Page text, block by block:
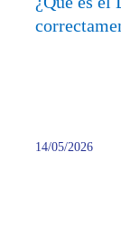
14/05/2026